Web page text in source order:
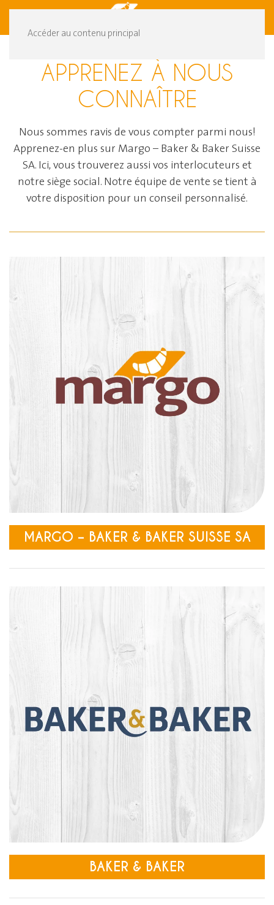
Accéder au contenu principal
APPRENEZ À NOUS
CONNAÎTRE
Nous sommes ravis de vous compter parmi nous!
Apprenez-en plus sur Margo – Baker & Baker Suisse
SA. Ici, vous trouverez aussi vos interlocuteurs et
notre siège social. Notre équipe de vente se tient à
votre disposition pour un conseil personnalisé.
MARGO – BAKER & BAKER SUISSE SA
BAKER & BAKER